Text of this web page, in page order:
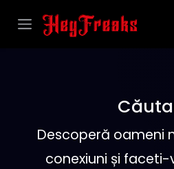
Descoperă oameni
conexiuni și